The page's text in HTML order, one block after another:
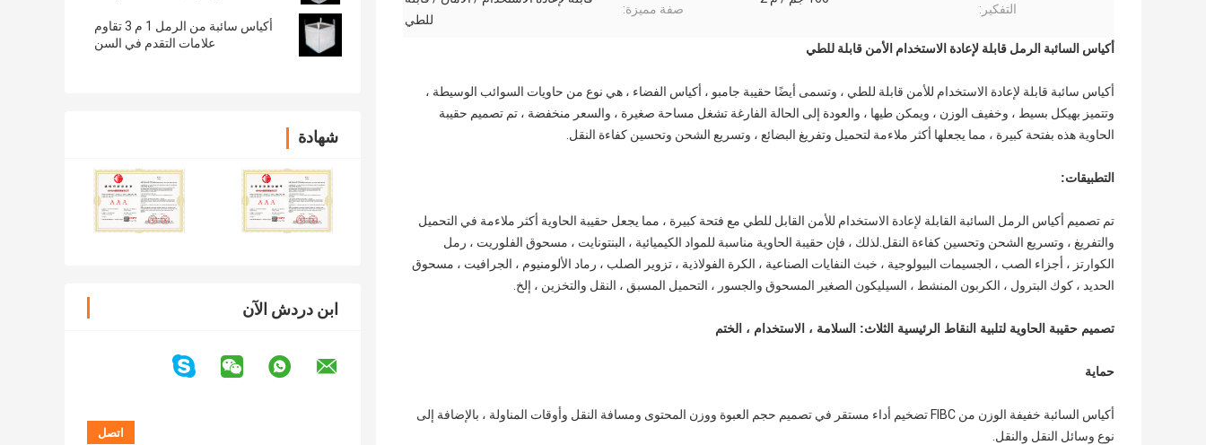
أكياس سائبة من الرمل 1 م 3 تقاوم
علامات التقدم في السن
شهادة
ابن دردش الآن
التفكير: صفة مميزة:
للطي
أكياس السائبة الرمل قابلة لإعادة الاستخدام الأمن قابلة للطي
أكياس سائبة قابلة لإعادة الاستخدام للأمن قابلة للطي ، وتسمى أيضًا حقيبة جامبو ، أكياس الفضاء ، هي نوع من حاويات السوائب الوسيطة ،
وتتميز بهيكل بسيط ، وخفيف الوزن ، ويمكن طيها ، والعودة إلى الحالة الفارغة تشغل مساحة صغيرة ، والسعر منخفضة ، تم تصميم حقيبة
الحاوية هذه بفتحة كبيرة ، مما يجعلها أكثر ملاءمة لتحميل وتفريغ البضائع ، وتسريع الشحن وتحسين كفاءة النقل.
التطبيقات:
تم تصميم أكياس الرمل السائبة القابلة لإعادة الاستخدام للأمن القابل للطي مع فتحة كبيرة ، مما يجعل حقيبة الحاوية أكثر ملاءمة في التحميل
والتفريغ ، وتسريع الشحن وتحسين كفاءة النقل.لذلك ، فإن حقيبة الحاوية مناسبة للمواد الكيميائية ، البنتونايت ، مسحوق الفلوريت ، رمل
الكوارتز ، أجزاء الصب ، الجسيمات البيولوجية ، خبث النفايات الصناعية ، الكرة الفولاذية ، تزوير الصلب ، رماد الألومنيوم ، الجرافيت ، مسحوق
الحديد ، كوك البترول ، الكربون المنشط ، السيليكون الصغير المسحوق والجسور ، التحميل المسبق ، النقل والتخزين ، إلخ.
تصميم حقيبة الحاوية لتلبية النقاط الرئيسية الثلاث: السلامة ، الاستخدام ، الختم
حماية
أكياس السائبة خفيفة الوزن من FIBC تضخيم أداء مستقر في تصميم حجم العبوة ووزن المحتوى ومسافة النقل وأوقات المناولة ، بالإضافة إلى
نوع وسائل النقل والنقل.